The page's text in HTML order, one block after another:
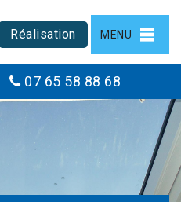
Réalisation MENU
07 65 58 88 68